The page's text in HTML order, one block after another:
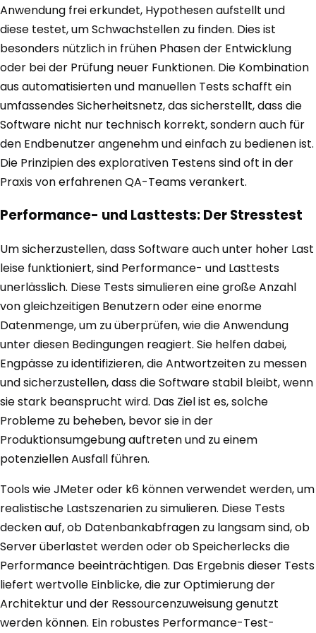
Anwendung frei erkundet, Hypothesen aufstellt und
diese testet, um Schwachstellen zu finden. Dies ist
besonders nützlich in frühen Phasen der Entwicklung
oder bei der Prüfung neuer Funktionen. Die Kombination
aus automatisierten und manuellen Tests schafft ein
umfassendes Sicherheitsnetz, das sicherstellt, dass die
Software nicht nur technisch korrekt, sondern auch für
den Endbenutzer angenehm und einfach zu bedienen ist.
Die Prinzipien des explorativen Testens sind oft in der
Praxis von erfahrenen QA-Teams verankert.
Performance- und Lasttests: Der Stresstest
Um sicherzustellen, dass Software auch unter hoher Last
leise funktioniert, sind Performance- und Lasttests
unerlässlich. Diese Tests simulieren eine große Anzahl
von gleichzeitigen Benutzern oder eine enorme
Datenmenge, um zu überprüfen, wie die Anwendung
unter diesen Bedingungen reagiert. Sie helfen dabei,
Engpässe zu identifizieren, die Antwortzeiten zu messen
und sicherzustellen, dass die Software stabil bleibt, wenn
sie stark beansprucht wird. Das Ziel ist es, solche
Probleme zu beheben, bevor sie in der
Produktionsumgebung auftreten und zu einem
potenziellen Ausfall führen.
Tools wie JMeter oder k6 können verwendet werden, um
realistische Lastszenarien zu simulieren. Diese Tests
decken auf, ob Datenbankabfragen zu langsam sind, ob
Server überlastet werden oder ob Speicherlecks die
Performance beeinträchtigen. Das Ergebnis dieser Tests
liefert wertvolle Einblicke, die zur Optimierung der
Architektur und der Ressourcenzuweisung genutzt
werden können. Ein robustes Performance-Test-